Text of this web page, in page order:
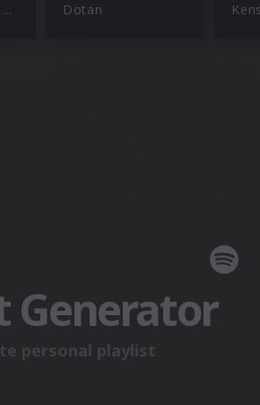
Eurovision Song Contest Dotan